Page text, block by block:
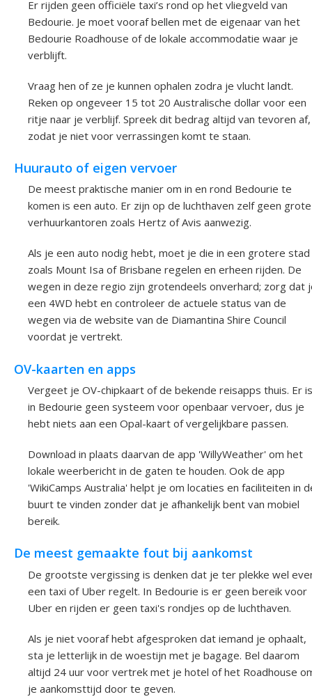
Er rijden geen officiële taxi’s rond op het vliegveld van
Bedourie. Je moet vooraf bellen met de eigenaar van het
Bedourie Roadhouse of de lokale accommodatie waar je
verblijft.
Vraag hen of ze je kunnen ophalen zodra je vlucht landt.
Reken op ongeveer 15 tot 20 Australische dollar voor een
ritje naar je verblijf. Spreek dit bedrag altijd van tevoren af,
zodat je niet voor verrassingen komt te staan.
Huurauto of eigen vervoer
De meest praktische manier om in en rond Bedourie te
komen is een auto. Er zijn op de luchthaven zelf geen grote
verhuurkantoren zoals Hertz of Avis aanwezig.
Als je een auto nodig hebt, moet je die in een grotere stad
zoals Mount Isa of Brisbane regelen en erheen rijden. De
wegen in deze regio zijn grotendeels onverhard; zorg dat
een 4WD hebt en controleer de actuele status van de
wegen via de website van de Diamantina Shire Council
voordat je vertrekt.
OV-kaarten en apps
Vergeet je OV-chipkaart of de bekende reisapps thuis. Er is
in Bedourie geen systeem voor openbaar vervoer, dus je
hebt niets aan een Opal-kaart of vergelijkbare passen.
Download in plaats daarvan de app 'WillyWeather' om het
lokale weerbericht in de gaten te houden. Ook de app
'WikiCamps Australia' helpt je om locaties en faciliteiten in
buurt te vinden zonder dat je afhankelijk bent van mobiel
bereik.
De meest gemaakte fout bij aankomst
De grootste vergissing is denken dat je ter plekke wel
een taxi of Uber regelt. In Bedourie is er geen bereik voor
Uber en rijden er geen taxi's rondjes op de luchthaven.
Als je niet vooraf hebt afgesproken dat iemand je ophaalt,
sta je letterlijk in de woestijn met je bagage. Bel daarom
altijd 24 uur voor vertrek met je hotel of het Roadhouse
je aankomsttijd door te geven.